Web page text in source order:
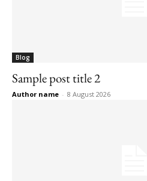
Blog
Sample post title 2
Author name - 8 August 2026